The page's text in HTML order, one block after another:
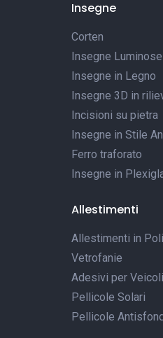
Insegne
Corten
Insegne Luminose
Insegne in Legno
Insegne 3D in
Incisioni su pietra
Insegne in Stile
Ferro traforato
Insegne in
Allestimenti
Allestimenti in
Vetrofanie
Adesivi per Veicoli
Pellicole Solari
Pellicole